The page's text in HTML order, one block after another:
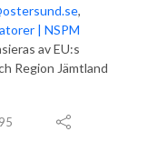
,
| NSPM
av EU:s
Region Jämtland
95